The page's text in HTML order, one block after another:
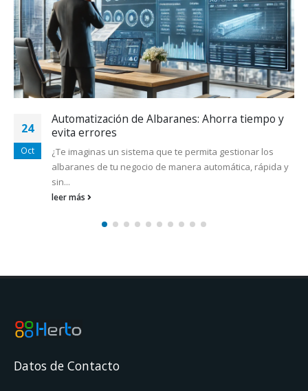
10
Jun
Transforma tu manera de trabajar con Kalahana
En el ritmo acelerado del mundo empresarial, la clave del
éxito está en adaptarse y evolucionar. Con Kalahana,
no...
leer más